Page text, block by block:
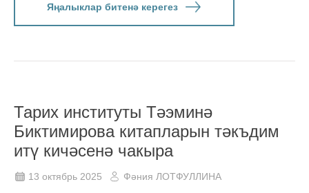
Яңалыклар битенә керегез
Тарих институты Тәэминә
Биктимирова китапларын тәкъдим
итү кичәсенә чакыра
13 октябрь 2025 Фәния ЛОТФУЛЛИНА